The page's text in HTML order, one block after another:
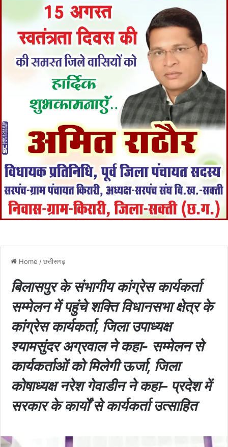
Home /छत्तीसगढ़
बिलासपुर के संभागीय कांग्रेस कार्यकर्ता
सम्मेलन में पहुंचे शक्ति विधानसभा क्षेत्र के
कांग्रेस कार्यकर्ता, जिला उपाध्यक्ष
श्यामसुंदर अग्रवाल ने कहा- सम्मेलन से
कार्यकर्ताओं को मिलेगी ऊर्जा, जिला
कोषाध्यक्ष नरेश गेवाडीन ने कहा– प्रदेश में
सरकार के कार्यों से कार्यकर्ता उत्साहित